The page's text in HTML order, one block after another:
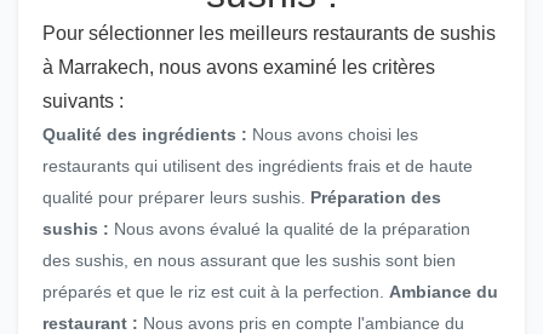
Pour sélectionner les meilleurs restaurants de sushis
à Marrakech, nous avons examiné les critères
suivants :
Qualité des ingrédients : Nous avons choisi les
restaurants qui utilisent des ingrédients frais et de haute
qualité pour préparer leurs sushis. Préparation des
sushis : Nous avons évalué la qualité de la préparation
des sushis, en nous assurant que les sushis sont bien
préparés et que le riz est cuit à la perfection. Ambiance du
restaurant : Nous avons pris en compte l'ambiance du